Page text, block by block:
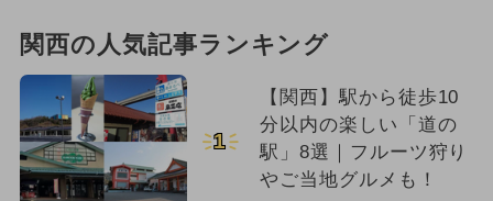
関西の人気記事ランキング
1
【関西】駅から徒歩10
分以内の楽しい「道の
駅」8選｜フルーツ狩り
やご当地グルメも！